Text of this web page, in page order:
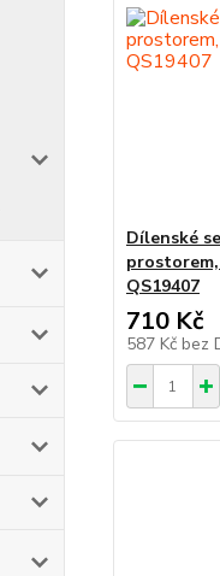
Dílenské
QS19407
710 Kč
587 Kč bez